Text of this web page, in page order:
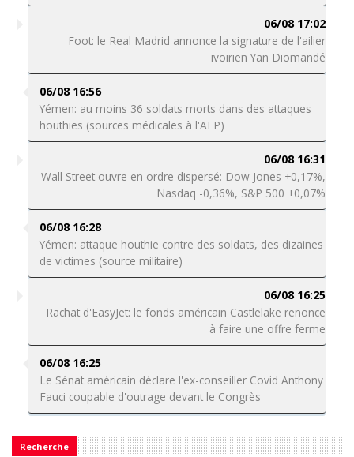
06/08 17:02
Foot: le Real Madrid annonce la signature de l'ailier
ivoirien Yan Diomandé
06/08 16:56
Yémen: au moins 36 soldats morts dans des attaques
houthies (sources médicales à l'AFP)
06/08 16:31
Wall Street ouvre en ordre dispersé: Dow Jones +0,17%,
Nasdaq -0,36%, S&P 500 +0,07%
06/08 16:28
Yémen: attaque houthie contre des soldats, des dizaines
de victimes (source militaire)
06/08 16:25
Rachat d'EasyJet: le fonds américain Castlelake renonce
à faire une offre ferme
06/08 16:25
Le Sénat américain déclare l'ex-conseiller Covid Anthony
Fauci coupable d'outrage devant le Congrès
Recherche